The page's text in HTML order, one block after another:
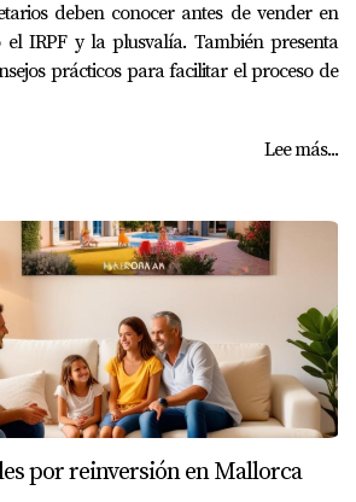
deben conocer antes de vender en
IRPF y la plusvalía. También presenta
prácticos para facilitar el proceso de
Lee más...
por reinversión en Mallorca